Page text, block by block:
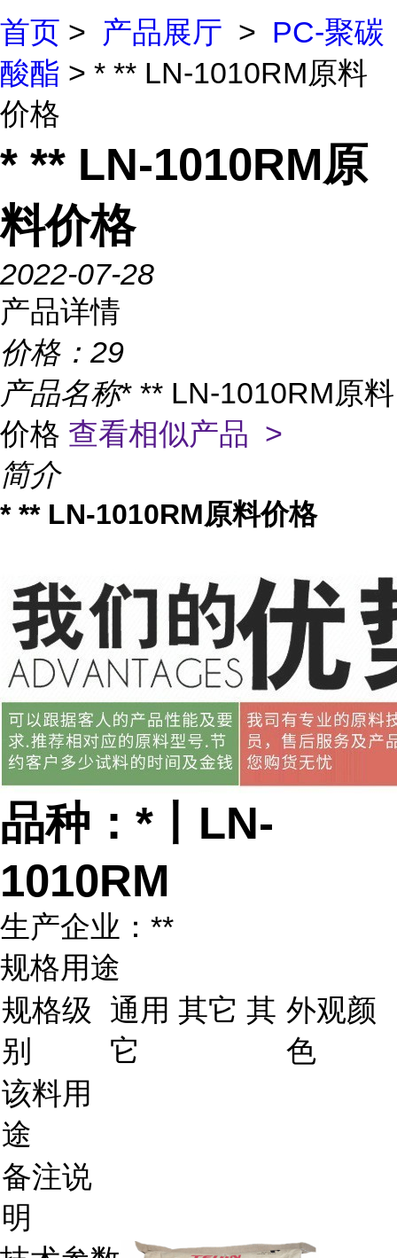
首页 > 产品展厅 > PC-聚碳
酸酯 > * ** LN-1010RM原料
价格
* ** LN-1010RM原
料价格
2022-07-28
产品详情
价格： 29
产品名称* ** LN-1010RM原料
价格 查看相似产品 >
简介
* ** LN-1010RM原料价格
品种：*丨LN-
1010RM
生产企业：**
规格用途
规格级
别
通用 其它 其
它
外观颜
色
该料用
途
备注说
明